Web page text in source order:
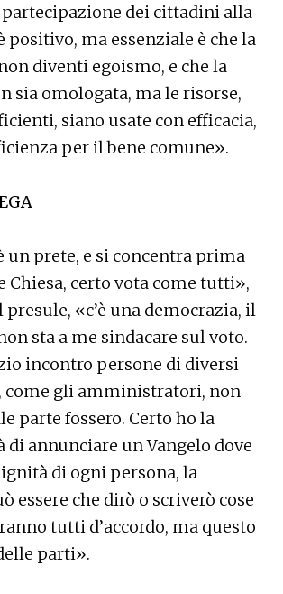
dei cittadini alla
positivo, ma essenziale è che la
diventi egoismo, e che la
sia omologata, ma le risorse,
siano usate con efficacia,
per il bene comune».
un prete, e si concentra prima
Chiesa, certo vota come tutti»,
«c’è una democrazia, il
sta a me sindacare sul voto.
incontro persone di diversi
come gli amministratori, non
parte fossero. Certo ho la
di annunciare un Vangelo dove
di ogni persona, la
essere che dirò o scriverò cose
tutti d’accordo, ma questo
parti».